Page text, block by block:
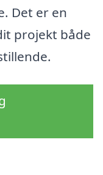
Det er en
projekt både